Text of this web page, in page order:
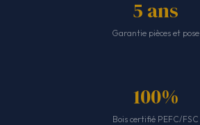
5 ans
Garantie pièces et pose
100%
Bois certifié PEFC/FSC